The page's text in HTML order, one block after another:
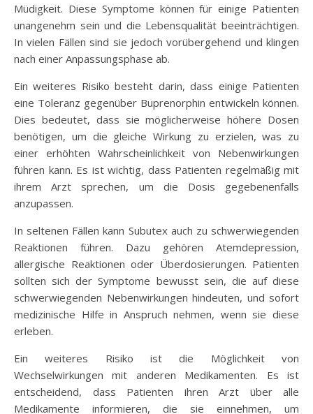
Müdigkeit. Diese Symptome können für einige Patienten
unangenehm sein und die Lebensqualität beeinträchtigen.
In vielen Fällen sind sie jedoch vorübergehend und klingen
nach einer Anpassungsphase ab.
Ein weiteres Risiko besteht darin, dass einige Patienten
eine Toleranz gegenüber Buprenorphin entwickeln können.
Dies bedeutet, dass sie möglicherweise höhere Dosen
benötigen, um die gleiche Wirkung zu erzielen, was zu
einer erhöhten Wahrscheinlichkeit von Nebenwirkungen
führen kann. Es ist wichtig, dass Patienten regelmäßig mit
ihrem Arzt sprechen, um die Dosis gegebenenfalls
anzupassen.
In seltenen Fällen kann Subutex auch zu schwerwiegenden
Reaktionen führen. Dazu gehören Atemdepression,
allergische Reaktionen oder Überdosierungen. Patienten
sollten sich der Symptome bewusst sein, die auf diese
schwerwiegenden Nebenwirkungen hindeuten, und sofort
medizinische Hilfe in Anspruch nehmen, wenn sie diese
erleben.
Ein weiteres Risiko ist die Möglichkeit von
Wechselwirkungen mit anderen Medikamenten. Es ist
entscheidend, dass Patienten ihren Arzt über alle
Medikamente informieren, die sie einnehmen, um